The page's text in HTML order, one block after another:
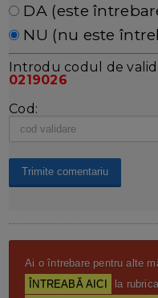
DA (este
NU (nu este
Introdu codul de
0219026
Cod:
Ai o întrebare pentru alte
ÎNTREABĂ AICI
la